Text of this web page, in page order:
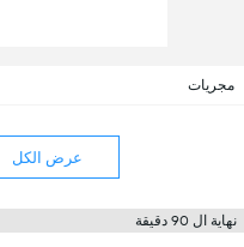
مجريات
عرض الكل
نهاية ال 90 دقيقة